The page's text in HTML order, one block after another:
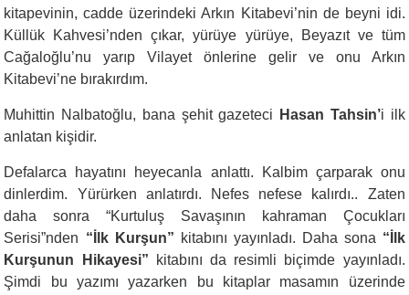
kitapevinin, cadde üzerindeki Arkın Kitabevi’nin de beyni idi.
Küllük Kahvesi’nden çıkar, yürüye yürüye, Beyazıt ve tüm
Cağaloğlu’nu yarıp Vilayet önlerine gelir ve onu Arkın
Kitabevi’ne bırakırdım.
Muhittin Nalbatoğlu, bana şehit gazeteci Hasan Tahsin’i ilk
anlatan kişidir.
Defalarca hayatını heyecanla anlattı. Kalbim çarparak onu
dinlerdim. Yürürken anlatırdı. Nefes nefese kalırdı.. Zaten
daha sonra “Kurtuluş Savaşının kahraman Çocukları
Serisi”nden “İlk Kurşun” kitabını yayınladı. Daha sona “İlk
Kurşunun Hikayesi” kitabını da resimli biçimde yayınladı.
Şimdi bu yazımı yazarken bu kitaplar masamın üzerinde